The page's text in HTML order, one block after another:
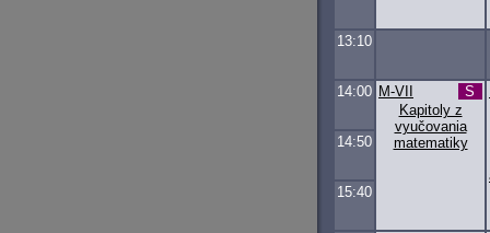
13:10
14:00
Kapitoly z
vyučovania
matematiky
M-VII S
14:50
15:40